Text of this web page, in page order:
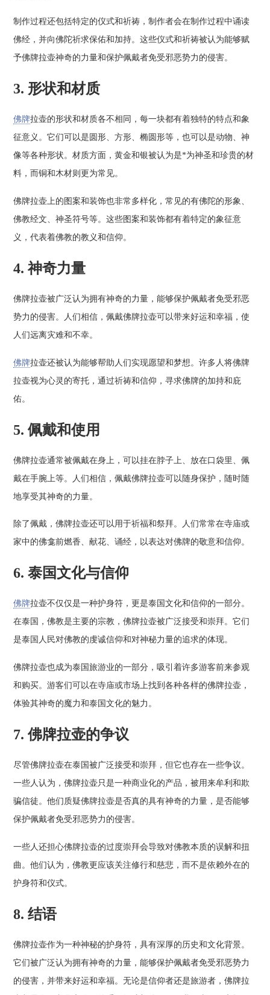
制作过程还包括特定的仪式和祈祷，制作者会在制作过程中诵读
佛经，并向佛陀祈求保佑和加持。这些仪式和祈祷被认为能够赋
予佛牌拉壶神奇的力量和保护佩戴者免受邪恶势力的侵害。
3. 形状和材质
佛牌拉壶的形状和材质各不相同，每一块都有着独特的特点和象
征意义。它们可以是圆形、方形、椭圆形等，也可以是动物、神
像等各种形状。材质方面，黄金和银被认为是*为神圣和珍贵的材
料，而铜和木材则更为常见。
佛牌拉壶上的图案和装饰也非常多样化，常见的有佛陀的形象、
佛教经文、神圣符号等。这些图案和装饰都有着特定的象征意
义，代表着佛教的教义和信仰。
4. 神奇力量
佛牌拉壶被广泛认为拥有神奇的力量，能够保护佩戴者免受邪恶
势力的侵害。人们相信，佩戴佛牌拉壶可以带来好运和幸福，使
人们远离灾难和不幸。
佛牌拉壶还被认为能够帮助人们实现愿望和梦想。许多人将佛牌
拉壶视为心灵的寄托，通过祈祷和信仰，寻求佛牌的加持和庇
佑。
5. 佩戴和使用
佛牌拉壶通常被佩戴在身上，可以挂在脖子上、放在口袋里、佩
戴在手腕上等。人们相信，佩戴佛牌拉壶可以随身保护，随时随
地享受其神奇的力量。
除了佩戴，佛牌拉壶还可以用于祈福和祭拜。人们常常在寺庙或
家中的佛龛前燃香、献花、诵经，以表达对佛牌的敬意和信仰。
6. 泰国文化与信仰
佛牌拉壶不仅仅是一种护身符，更是泰国文化和信仰的一部分。
在泰国，佛教是主要的宗教，佛牌拉壶被广泛接受和崇拜。它们
是泰国人民对佛教的虔诚信仰和对神秘力量的追求的体现。
佛牌拉壶也成为泰国旅游业的一部分，吸引着许多游客前来参观
和购买。游客们可以在寺庙或市场上找到各种各样的佛牌拉壶，
体验其神奇的魔力和泰国文化的魅力。
7. 佛牌拉壶的争议
尽管佛牌拉壶在泰国被广泛接受和崇拜，但它也存在一些争议。
一些人认为，佛牌拉壶只是一种商业化的产品，被用来牟利和欺
骗信徒。他们质疑佛牌拉壶是否真的具有神奇的力量，是否能够
保护佩戴者免受邪恶势力的侵害。
一些人还担心佛牌拉壶的过度崇拜会导致对佛教本质的误解和扭
曲。他们认为，佛教更应该关注修行和慈悲，而不是依赖外在的
护身符和仪式。
8. 结语
佛牌拉壶作为一种神秘的护身符，具有深厚的历史和文化背景。
它们被广泛认为拥有神奇的力量，能够保护佩戴者免受邪恶势力
的侵害，并带来好运和幸福。无论是信仰者还是旅游者，佛牌拉